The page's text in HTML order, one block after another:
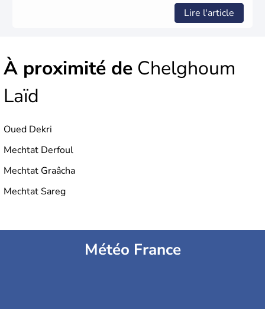
Lire l'article
À proximité de Chelghoum
Laïd
Oued Dekri
Mechtat Derfoul
Mechtat Graâcha
Mechtat Sareg
Météo France